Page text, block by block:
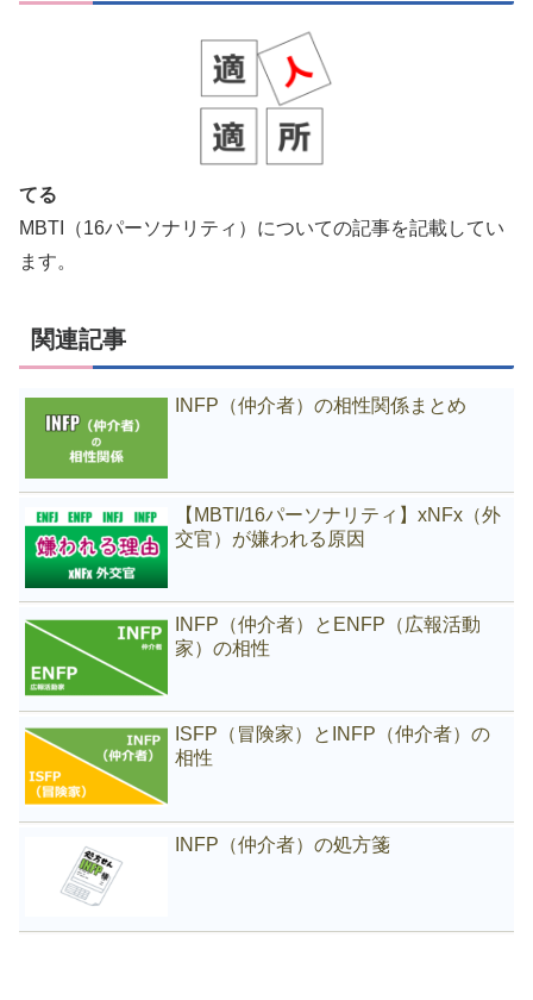
てる
MBTI（16パーソナリティ）についての記事を記載してい
ます。
関連記事
INFP（仲介者）の相性関係まとめ
【MBTI/16パーソナリティ】xNFx（外
交官）が嫌われる原因
INFP（仲介者）とENFP（広報活動
家）の相性
ISFP（冒険家）とINFP（仲介者）の
相性
INFP（仲介者）の処方箋